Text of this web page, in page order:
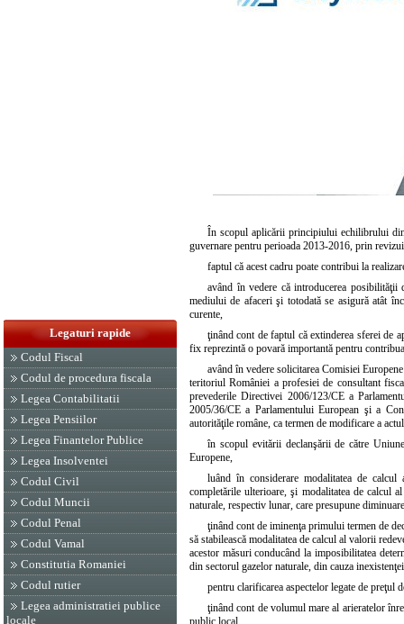
Legaturi rapide
Codul Fiscal
Codul de procedura fiscala
Legea Contabilitatii
Legea Pensiilor
Legea Finantelor Publice
Legea Insolventei
Codul Civil
Codul Muncii
Codul Penal
Codul Vamal
Constitutia Romaniei
Codul rutier
Legea administratiei publice
locale
În scopul aplicării principiului echilibrului
guvernare pentru perioada 2013-2016, prin
faptul că acest cadru poate contribui la
având în vedere că introducerea
mediului de afaceri şi totodată se asigură atât
curente,
ţinând cont de faptul că extinderea sferei de
fix reprezintă o povară importantă pentru
având în vedere solicitarea Comisiei
teritoriul României a profesiei de consultant
prevederile Directivei 2006/123/CE a
2005/36/CE a Parlamentului European şi a
autorităţile române, ca termen de modificare a
în scopul evitării declanşării de către
Europene,
luând în considerare modalitatea de
completările ulterioare, şi modalitatea de calcul
naturale, respectiv lunar, care presupune
ţinând cont de iminenţa primului termen de
să stabilească modalitatea de calcul al valorii
acestor măsuri conducând la imposibilitatea
din sectorul gazelor naturale, din cauza
pentru clarificarea aspectelor legate de preţul
ţinând cont de volumul mare al arieratelor
public local,